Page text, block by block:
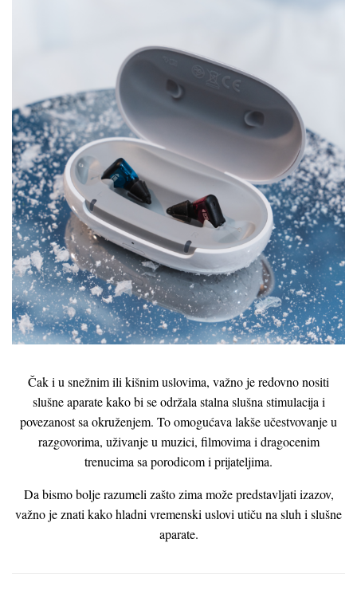
Čak i u snežnim ili kišnim uslovima, važno je redovno nositi
slušne aparate kako bi se održala stalna slušna stimulacija i
povezanost sa okruženjem. To omogućava lakše učestvovanje u
razgovorima, uživanje u muzici, filmovima i dragocenim
trenucima sa porodicom i prijateljima.
Da bismo bolje razumeli zašto zima može predstavljati izazov,
važno je znati kako hladni vremenski uslovi utiču na sluh i slušne
aparate.